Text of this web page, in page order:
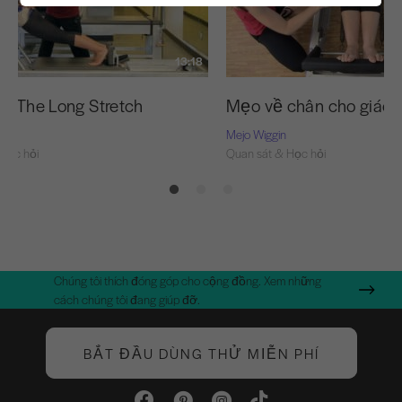
13:18
The Long Stretch
hỏi
Mẹo về chân cho giáo
Mejo Wiggin
Quan sát & Học hỏi
Chúng tôi thích đóng góp cho cộng đồng. Xem những
cách chúng tôi đang giúp đỡ.
BẮT ĐẦU DÙNG THỬ MIỄN PHÍ